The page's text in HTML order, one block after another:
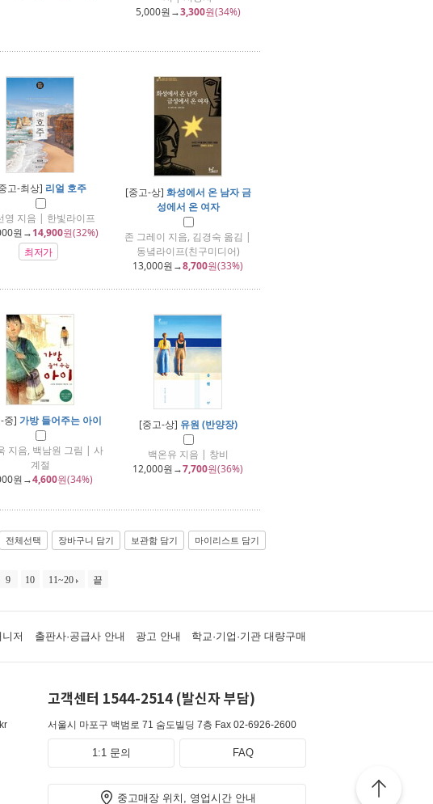
5,000원→3,300원(34%)
고-최상] 리얼 호주
영 지음 | 한빛라이프
원→14,900원(32%)
최저가
[중고-상] 화성에서 온 남자 금
성에서 온 여자
존 그레이 지음, 김경숙 옮김 |
동녘라이프(친구미디어)
13,000원→8,700원(33%)
중] 가방 들어주는 아이
지음, 백남원 그림 | 사
계절
원→4,600원(34%)
[중고-상] 유원 (반양장)
백온유 지음 | 창비
12,000원→7,700원(36%)
전체선택 장바구니 담기 보관함 담기 마이리스트 담기
9 10 11~20 끝
저 출판사·공급사 안내 광고 안내 학교·기업·기관 대량구매
고객센터 1544-2514 (발신자 부담)
서울시 마포구 백범로 71 숨도빌딩 7층 Fax 02-6926-2600
1:1 문의 FAQ
중고매장 위치, 영업시간 안내